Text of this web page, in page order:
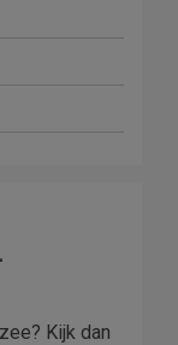
Kijk dan